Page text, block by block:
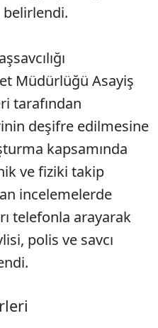
belirlendi.
Müdürlüğü Asayiş
tarafından
deşifre edilmesine
kapsamında
ve fiziki takip
incelemelerde
telefonla arayarak
polis ve savcı